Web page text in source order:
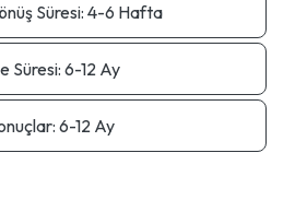
Süresi: 4-6 Hafta
Süresi: 6-12 Ay
6-12 Ay